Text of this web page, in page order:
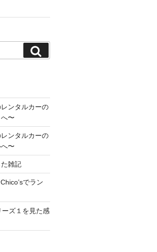
索
ンタルカーの
〜
ンタルカーの
〜
雑記
でラン
ーズ１を見た感